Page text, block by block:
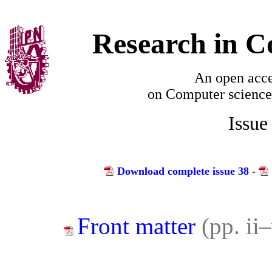
Research in
An open
on Computer
Download complete issue 38 -
Front matter (pp.